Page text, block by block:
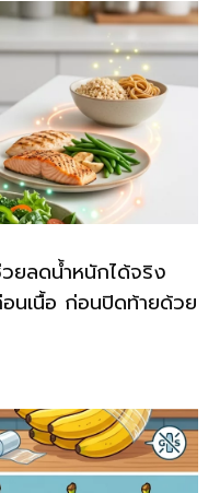
ยลดน้ำหนักได้จริง
นเนื้อ ก่อนปิดท้ายด้วย